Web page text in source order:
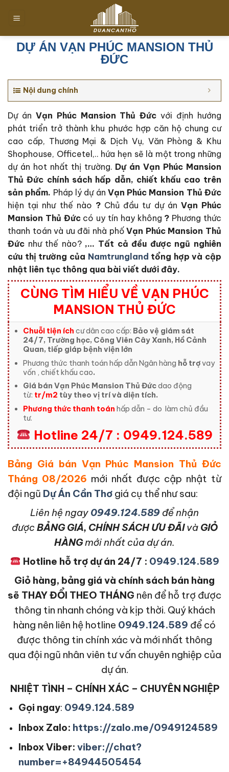
đến
dungDỰ ÁN VẠN PHÚC MANSION THỦ
ĐỨC
Nội dung chính
Dự án Vạn Phúc Mansion Thủ Đứcvới định hướng
phát triển trở thành khu phước hợp căn hộ chung cư
cao cấp, Thương Mại & Dịch Vụ, Văn Phòng & Khu
Shophouse, Officetel,.. hứa hẹn sẽ là một trong những
dự án hot nhất thị trường. Dự án Vạn Phúc Mansion
Thủ Đức chính sách hấp dẫn, chiết khấu cao trên
sản phẩm. Pháp lý dự án Vạn Phúc Mansion Thủ Đức
hiện tại như thế nào ? Chủ đầu tư dự án Vạn Phúc
Mansion Thủ Đức có uy tín hay không ? Phương thức
thanh toán và ưu đãi nhà phốVạn Phúc Mansion Thủ
Đức như thế nào? ,… Tất cả đều được ngũ nghiên
cứu thị trường của Namtrungland tổng hợp và cập
nhật liên tục thông qua bài viết dưới đây.
CÙNG TÌM HIỂU VỀ VẠN PHÚC
MANSION THỦ ĐỨC
Chuỗi tiện ích cư dân cao cấp: Bảo vệ giám sát
24/7, Trường học, Công Viên Cây Xanh, Hồ Cảnh
Quan, tiếp giáp bệnh viện lớn
Phương thức thanh toán hấp dẫn Ngân hàng hỗ trợvay
vốn , chiết khấu cao.
Giá bán Vạn Phúc Mansion Thủ Đứcdao động
từ: tr/m2 tùy theo vị trí và diện tích.
Phương thức thanh toán hấp dẫn – do làm chủ đầu
tư.
Hotline 24/7 : 0949.124.589
Bảng Giá bán Vạn Phúc Mansion Thủ Đức
Tháng 08/2026 mới nhất được cập nhật từ
đội ngũ Dự Án Cần Thơ giá cụ thể như sau:
Liên hệ ngay 0949.124.589 để nhận
được BẢNG GIÁ, CHÍNH SÁCH ƯU ĐÃIvàGIỎ
HÀNGmới nhất của dự án.
Hotline hỗ trợ dự án 24/7 : 0949.124.589
Giỏ hàng, bảng giá và chính sách bán hàng
sẽ THAY ĐỔI THEO THÁNG nên để hỗ trợ được
thông tin nhanh chóng và kịp thời. Quý khách
hàng nên liên hệ hotline 0949.124.589 để có
được thông tin chính xác và mới nhất thông
qua đội ngũ nhân viên tư vấn chuyên nghiệp của
dự án.
NHIỆT TÌNH – CHÍNH XÁC – CHUYÊN NGHIỆP
Gọi ngay: 0949.124.589
Inbox Zalo: https://zalo.me/0949124589
Inbox Viber: viber://chat?
number=+84944505454